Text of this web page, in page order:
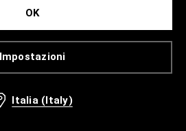
Impostazioni
OK
Italia (Italy)